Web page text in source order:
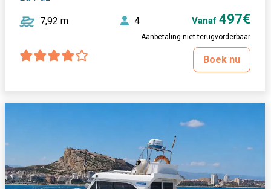
7,92 m 4 Vanaf 497€
Aanbetaling niet terugvorderbaar
Boek nu